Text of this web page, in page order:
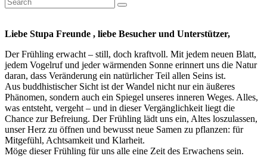
Liebe Stupa Freunde , liebe Besucher und Unterstützer,
Der Frühling erwacht – still, doch kraftvoll. Mit jedem neuen Blatt,
jedem Vogelruf und jeder wärmenden Sonne erinnert uns die Natur
daran, dass Veränderung ein natürlicher Teil allen Seins ist.
Aus buddhistischer Sicht ist der Wandel nicht nur ein äußeres
Phänomen, sondern auch ein Spiegel unseres inneren Weges. Alles,
was entsteht, vergeht – und in dieser Vergänglichkeit liegt die
Chance zur Befreiung. Der Frühling lädt uns ein, Altes loszulassen,
unser Herz zu öffnen und bewusst neue Samen zu pflanzen: für
Mitgefühl, Achtsamkeit und Klarheit.
Möge dieser Frühling für uns alle eine Zeit des Erwachens sein.